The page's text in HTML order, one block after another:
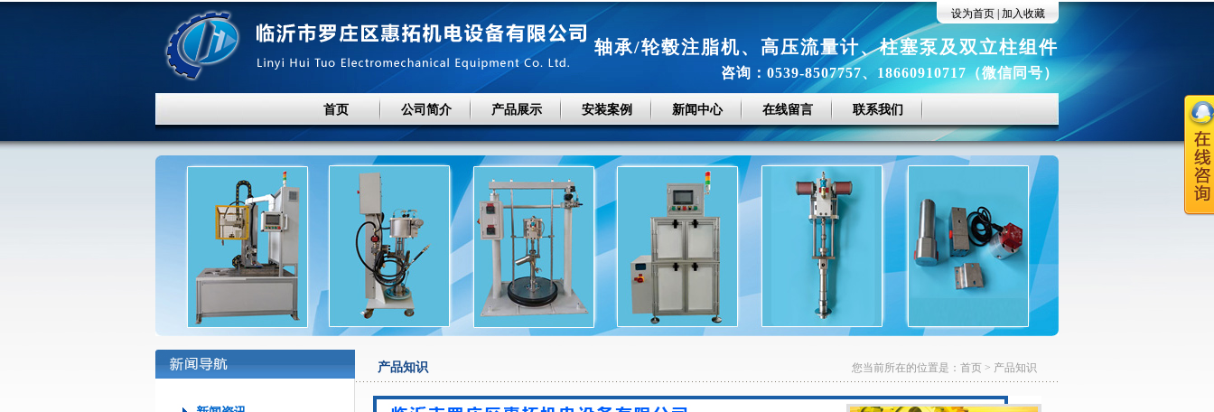
设为首页| 加入收藏
轴承/轮毂注脂机、 高压流量计、柱塞泵及双立柱组件
咨询：0539-8507757、18660910717（微信同号）
首页 公司简介 产品展示 安装案例 新闻中心 在线留言 联系我们
产品知识 您当前所在的位置是： 首页> 产品知识